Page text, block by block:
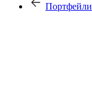
Портфейли